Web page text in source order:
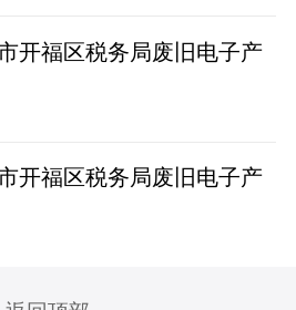
开福区税务局废旧电子产
开福区税务局废旧电子产